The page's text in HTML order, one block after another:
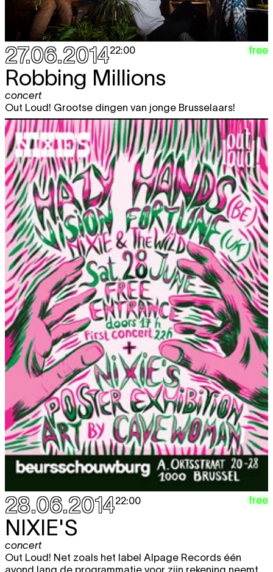
27.06.201422:00 free
Robbing Millions
concert
Out Loud! Grootse dingen van jonge Brusselaars!
28.06.201422:00 free
NIXIE'S
concert
Out Loud! Net zoals het label Alpage Records één
avond lang de programmatie voor zijn rekening neemt,